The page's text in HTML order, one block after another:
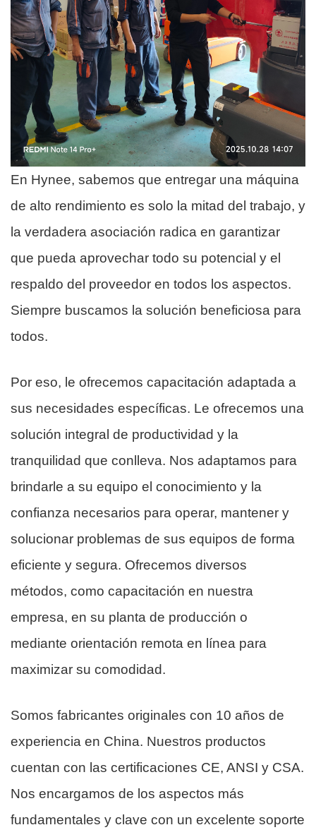
En Hynee, sabemos que entregar una máquina
de alto rendimiento es solo la mitad del trabajo, y
la verdadera asociación radica en garantizar
que pueda aprovechar todo su potencial y el
respaldo del proveedor en todos los aspectos.
Siempre buscamos la solución beneficiosa para
todos.
Por eso, le ofrecemos capacitación adaptada a
sus necesidades específicas. Le ofrecemos una
solución integral de productividad y la
tranquilidad que conlleva. Nos adaptamos para
brindarle a su equipo el conocimiento y la
confianza necesarios para operar, mantener y
solucionar problemas de sus equipos de forma
eficiente y segura. Ofrecemos diversos
métodos, como capacitación en nuestra
empresa, en su planta de producción o
mediante orientación remota en línea para
maximizar su comodidad.
Somos fabricantes originales con 10 años de
experiencia en China. Nuestros productos
cuentan con las certificaciones CE, ANSI y CSA.
Nos encargamos de los aspectos más
fundamentales y clave con un excelente soporte